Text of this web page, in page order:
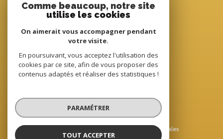
Adhérents
© 2022
Tous droits réservés
Mentions légales
Comme beaucoup, notre site
utilise les cookies
On aimerait vous accompagner pendant
votre visite.
En poursuivant, vous acceptez l'utilisation des
cookies par ce site, afin de vous proposer des
contenus adaptés et réaliser des statistiques !
PARAMÉTRER
TOUT ACCEPTER